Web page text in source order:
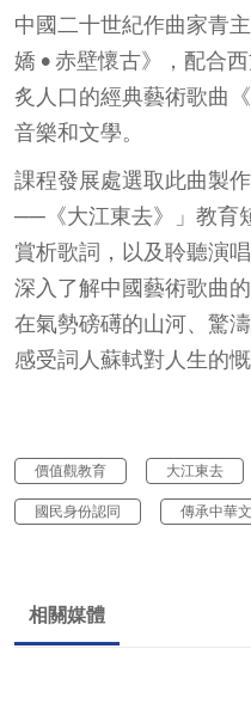
中國二十世紀作曲家青
嬌 • 赤壁懷古》，配合
炙人口的經典藝術歌曲
音樂和文學。
課程發展處選取此曲製
──《大江東去》」教育
賞析歌詞，以及聆聽演
深入了解中國藝術歌曲
在氣勢磅礡的山河、驚
感受詞人蘇軾對人生的慨
價值觀教育 大江東去
國民身份認同 傳承中華
相關媒體